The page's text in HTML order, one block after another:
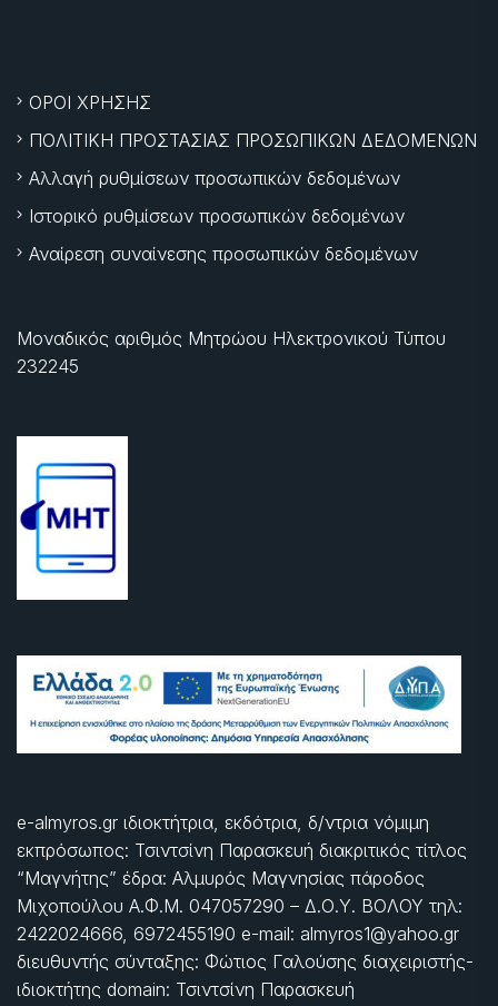
ΟΡΟΙ ΧΡΗΣΗΣ
ΠΟΛΙΤΙΚΗ ΠΡΟΣΤΑΣΙΑΣ ΠΡΟΣΩΠΙΚΩΝ ΔΕΔΟΜΕΝΩΝ
Αλλαγή ρυθμίσεων προσωπικών δεδομένων
Ιστορικό ρυθμίσεων προσωπικών δεδομένων
Αναίρεση συναίνεσης προσωπικών δεδομένων
Μοναδικός αριθμός Μητρώου Ηλεκτρονικού Τύπου
232245
e-almyros.gr ιδιοκτήτρια, εκδότρια, δ/ντρια νόμιμη
εκπρόσωπος: Τσιντσίνη Παρασκευή διακριτικός τίτλος
“Μαγνήτης” έδρα: Αλμυρός Μαγνησίας πάροδος
Μιχοπούλου Α.Φ.Μ. 047057290 – Δ.Ο.Υ. ΒΟΛΟΥ τηλ:
2422024666, 6972455190 e-mail: almyros1@yahoo.gr
διευθυντής σύνταξης: Φώτιος Γαλούσης διαχειριστής-
ιδιοκτήτης domain: Τσιντσίνη Παρασκευή